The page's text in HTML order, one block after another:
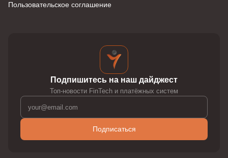
Пользовательское соглашение
Подпишитесь на наш дайджест
Топ-новости FinTech и платёжных систем
Подписаться